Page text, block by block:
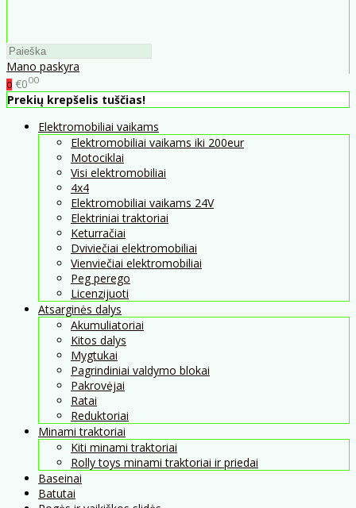
Mano paskyra
0 €000
Prekių krepšelis tuščias!
Elektromobiliai vaikams
Elektromobiliai vaikams iki 200eur
Motociklai
Visi elektromobiliai
4x4
Elektromobiliai vaikams 24V
Elektriniai traktoriai
Keturračiai
Dviviečiai elektromobiliai
Vienviečiai elektromobiliai
Peg perego
Licenzijuoti
Atsarginės dalys
Akumuliatoriai
Kitos dalys
Mygtukai
Pagrindiniai valdymo blokai
Pakrovėjai
Ratai
Reduktoriai
Minami traktoriai
Kiti minami traktoriai
Rolly toys minami traktoriai ir priedai
Baseinai
Batutai